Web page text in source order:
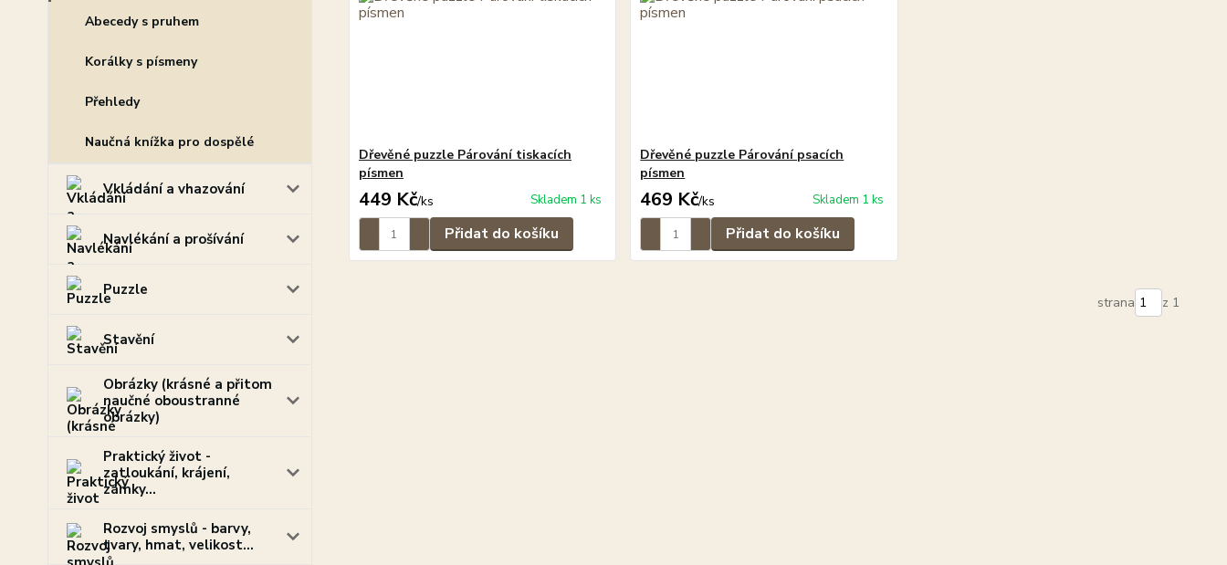
Abecedy s pruhem
Korálky s písmeny
Přehledy
Naučná knížka pro dospělé
Vkládání a vhazování
Navlékání a prošívání
Puzzle
Stavění
Obrázky (krásné a přitom
naučné oboustranné
obrázky)
Praktický život -
zatloukání, krájení,
zámky...
Rozvoj smyslů - barvy,
tvary, hmat, velikost...
Dřevěné puzzle Párování tiskacích
písmen
449 Kč/ks Skladem 1 ks
Přidat do košíku
Dřevěné puzzle Párování psacích
písmen
469 Kč/ks Skladem 1 ks
Přidat do košíku
strana z 1